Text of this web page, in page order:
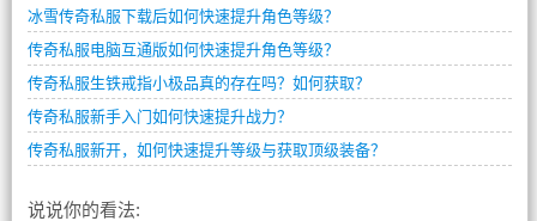
冰雪传奇私服下载后如何快速提升角色等级？
传奇私服电脑互通版如何快速提升角色等级？
传奇私服生铁戒指小极品真的存在吗？如何获取？
传奇私服新手入门如何快速提升战力？
传奇私服新开，如何快速提升等级与获取顶级装备？
说说你的看法: